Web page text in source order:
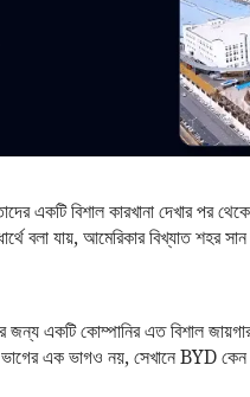
বিশাল কারখানা দেখার পর
বলা যায়, আমেরিকার বিখ্যাত
একটি কোম্পানির এত বিশাল
ভাগের এক ভাগও নয়, সেখানে BYD